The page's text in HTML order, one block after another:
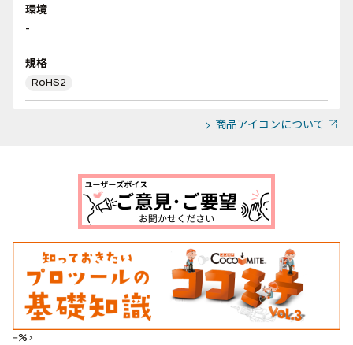
環境
-
規格
RoHS2
商品アイコンについて
--%>